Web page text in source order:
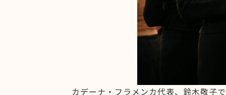
カデーナ・フラメンカ代表、鈴木敬子